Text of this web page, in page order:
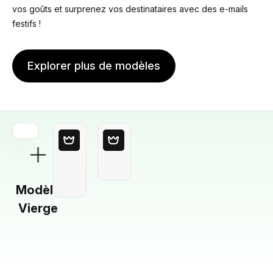
vos goûts et surprenez vos destinataires avec des e-mails
festifs !
Explorer plus de modèles
Modèle
Vierge